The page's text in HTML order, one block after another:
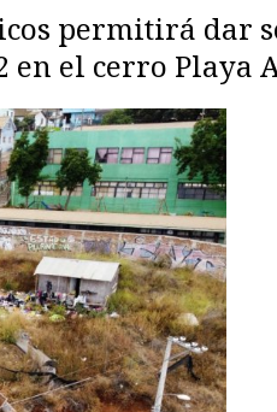
permitirá dar
el cerro Playa